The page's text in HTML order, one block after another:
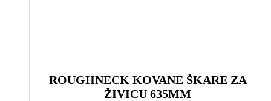
ROUGHNECK KOVANE ŠKARE ZA
ŽIVICU 635MM